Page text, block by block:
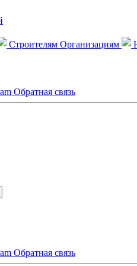
Строителям Организациям
Обратная связь
Обратная связь